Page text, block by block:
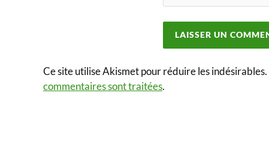
Ce site utilise Akismet pour réduire les indésirables.
commentaires sont traitées.